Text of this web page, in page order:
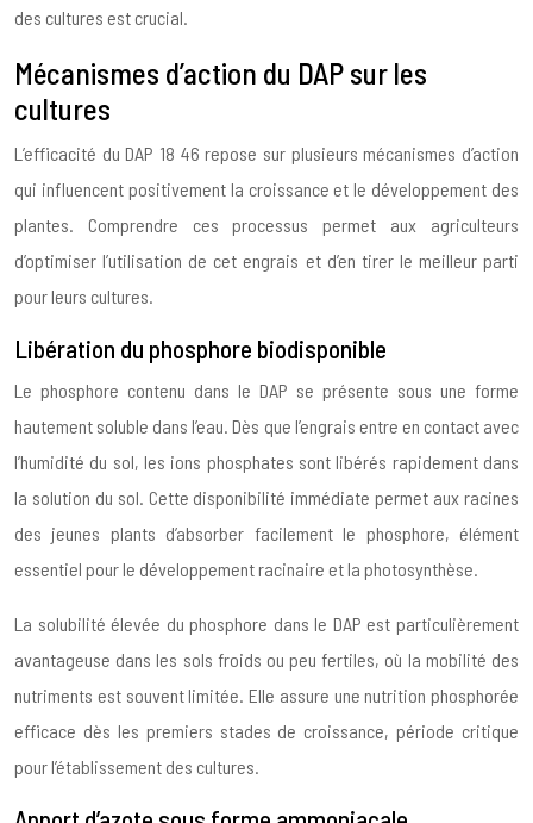
des cultures est crucial.
Mécanismes d’action du DAP sur les
cultures
L’efficacité du DAP 18 46 repose sur plusieurs mécanismes d’action
qui influencent positivement la croissance et le développement des
plantes. Comprendre ces processus permet aux agriculteurs
d’optimiser l’utilisation de cet engrais et d’en tirer le meilleur parti
pour leurs cultures.
Libération du phosphore biodisponible
Le phosphore contenu dans le DAP se présente sous une forme
hautement soluble dans l’eau. Dès que l’engrais entre en contact avec
l’humidité du sol, les ions phosphates sont libérés rapidement dans
la solution du sol. Cette disponibilité immédiate permet aux racines
des jeunes plants d’absorber facilement le phosphore, élément
essentiel pour le développement racinaire et la photosynthèse.
La solubilité élevée du phosphore dans le DAP est particulièrement
avantageuse dans les sols froids ou peu fertiles, où la mobilité des
nutriments est souvent limitée. Elle assure une nutrition phosphorée
efficace dès les premiers stades de croissance, période critique
pour l’établissement des cultures.